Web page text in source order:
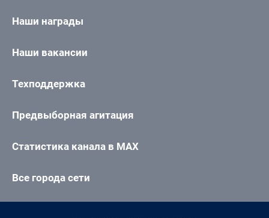
Наши награды
Наши вакансии
Техподдержка
Предвыборная агитация
Статистика канала в MAX
Все города сети